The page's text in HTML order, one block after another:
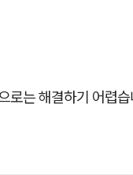
로는 해결하기 어렵